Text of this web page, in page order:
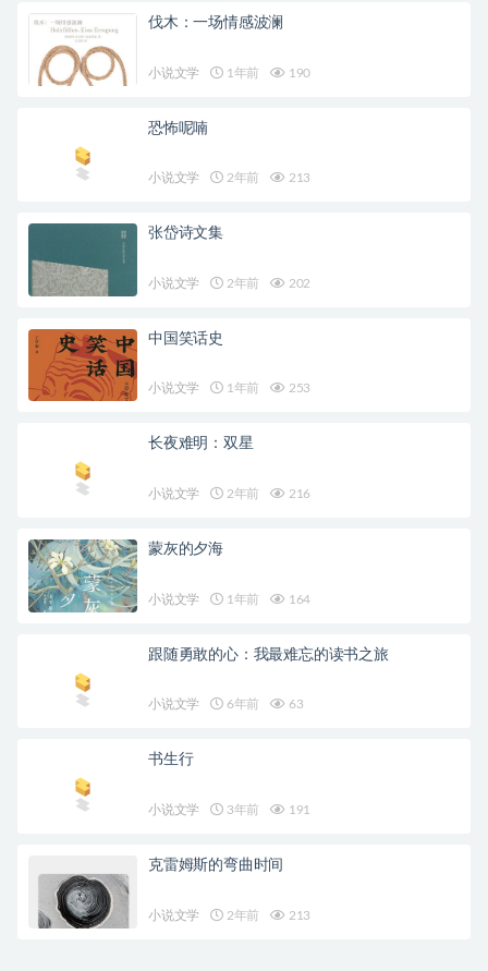
伐木：一场情感波澜
小说文学 1年前 190
恐怖呢喃
小说文学 2年前 213
张岱诗文集
小说文学 2年前 202
中国笑话史
小说文学 1年前 253
长夜难明：双星
小说文学 2年前 216
蒙灰的夕海
小说文学 1年前 164
跟随勇敢的心：我最难忘的读书之旅
小说文学 6年前 63
书生行
小说文学 3年前 191
克雷姆斯的弯曲时间
小说文学 2年前 213